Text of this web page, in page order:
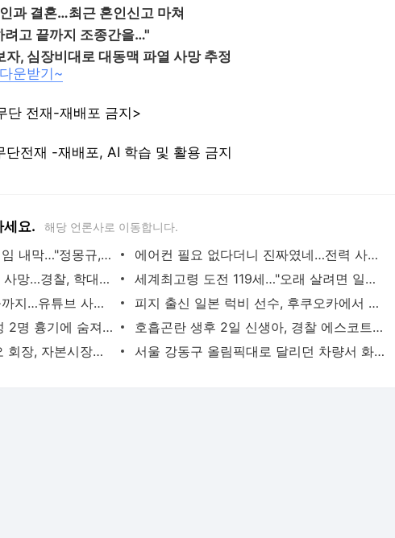
과 결혼…최근 혼인신고 마쳐
려고 끝까지 조종간을…"
자, 심장비대로 대동맥 파열 사망 추정
운받기~
단 전재-재배포 금지>
전재 -재배포, AI 학습 및 활용 금지
세요. 해당 언론사로 이동합니다.
이임생이 밝힌 홍명보 선임 내막…"정몽규, TD판단 믿는다고 해"(종합) | 연합뉴스
에어컨 필요 없다더니 진짜였네…전력 사용량으로 본 냉방 도시 | 연합뉴스
천안 교회서 지내던 11세 사망…경찰, 학대치사 여부 수사(종합) | 연합뉴스
세계최고령 도전 119세…"오래 살려면 일하고 건강하게 먹어라" | 연합뉴스
새벽 급습부터 회사 탈출까지…유튜브 사로잡은 '날것'의 일상 | 연합뉴스
피지 출신 일본 럭비 선수, 후쿠오카에서 훈련 중 열사병 사망 | 연합뉴스
서울 면목동서 60대 남성 2명 흉기에 숨져…지인 사이 추정(종합) | 연합뉴스
호흡곤란 생후 2일 신생아, 경찰 에스코트로 생명 구해 | 연합뉴스
'김부장' 제작사 판타지오 회장, 자본시장법 위반 혐의 피소 | 연합뉴스
서울 강동구 올림픽대로 달리던 차량서 화재…구간 정체 | 연합뉴스